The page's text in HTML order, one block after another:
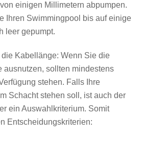
einigen Millimetern abpumpen.
Ihren Swimmingpool bis auf einige
leer gepumpt.
Kabellänge: Wenn Sie die
ausnutzen, sollten mindestens
stehen. Falls Ihre
Schacht stehen soll, ist auch der
ein Auswahlkriterium. Somit
Entscheidungskriterien: